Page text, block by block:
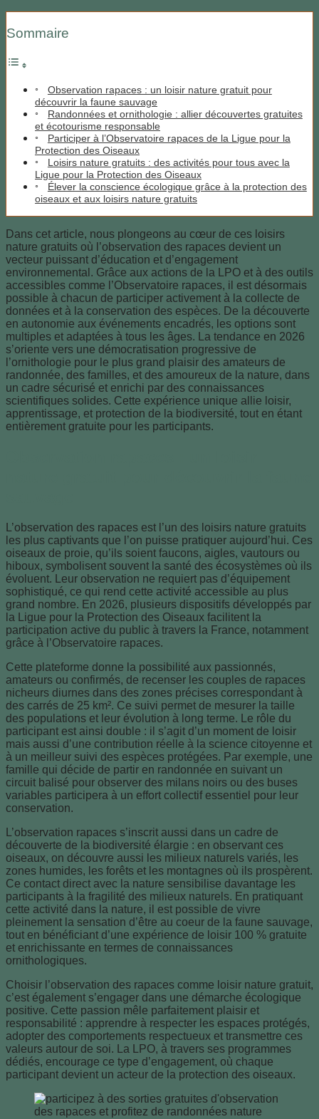
Sommaire
Observation rapaces : un loisir nature gratuit pour
découvrir la faune sauvage
Randonnées et ornithologie : allier découvertes gratuites
et écotourisme responsable
Participer à l’Observatoire rapaces de la Ligue pour la
Protection des Oiseaux
Loisirs nature gratuits : des activités pour tous avec la
Ligue pour la Protection des Oiseaux
Élever la conscience écologique grâce à la protection des
oiseaux et aux loisirs nature gratuits
Dans cet article, nous plongeons au cœur de ces loisirs
nature gratuits où l’observation des rapaces devient un
vecteur puissant d’éducation et d’engagement
environnemental. Grâce aux actions de la LPO et à des outils
accessibles comme l’Observatoire rapaces, il est désormais
possible à chacun de participer activement à la collecte de
données et à la conservation des espèces. De la découverte
en autonomie aux événements encadrés, les options sont
multiples et adaptées à tous les âges. La tendance en 2026
s’oriente vers une démocratisation progressive de
l’ornithologie pour le plus grand plaisir des amateurs de
randonnée, des familles, et des amoureux de la nature, dans
un cadre sécurisé et enrichi par des connaissances
scientifiques solides. Cette expérience unique allie loisir,
apprentissage, et protection de la biodiversité, tout en étant
entièrement gratuite pour les participants.
L’observation des rapaces est l’un des loisirs nature gratuits
les plus captivants que l’on puisse pratiquer aujourd’hui. Ces
oiseaux de proie, qu’ils soient faucons, aigles, vautours ou
hiboux, symbolisent souvent la santé des écosystèmes où ils
évoluent. Leur observation ne requiert pas d’équipement
sophistiqué, ce qui rend cette activité accessible au plus
grand nombre. En 2026, plusieurs dispositifs développés par
la Ligue pour la Protection des Oiseaux facilitent la
participation active du public à travers la France, notamment
grâce à l’Observatoire rapaces.
Cette plateforme donne la possibilité aux passionnés,
amateurs ou confirmés, de recenser les couples de rapaces
nicheurs diurnes dans des zones précises correspondant à
des carrés de 25 km². Ce suivi permet de mesurer la taille
des populations et leur évolution à long terme. Le rôle du
participant est ainsi double : il s’agit d’un moment de loisir
mais aussi d’une contribution réelle à la science citoyenne et
à un meilleur suivi des espèces protégées. Par exemple, une
famille qui décide de partir en randonnée en suivant un
circuit balisé pour observer des milans noirs ou des buses
variables participera à un effort collectif essentiel pour leur
conservation.
L’observation rapaces s’inscrit aussi dans un cadre de
découverte de la biodiversité élargie : en observant ces
oiseaux, on découvre aussi les milieux naturels variés, les
zones humides, les forêts et les montagnes où ils prospèrent.
Ce contact direct avec la nature sensibilise davantage les
participants à la fragilité des milieux naturels. En pratiquant
cette activité dans la nature, il est possible de vivre
pleinement la sensation d’être au coeur de la faune sauvage,
tout en bénéficiant d’une expérience de loisir 100 % gratuite
et enrichissante en termes de connaissances
ornithologiques.
Choisir l’observation des rapaces comme loisir nature gratuit,
c’est également s’engager dans une démarche écologique
positive. Cette passion mêle parfaitement plaisir et
responsabilité : apprendre à respecter les espaces protégés,
adopter des comportements respectueux et transmettre ces
valeurs autour de soi. La LPO, à travers ses programmes
dédiés, encourage ce type d’engagement, où chaque
participant devient un acteur de la protection des oiseaux.